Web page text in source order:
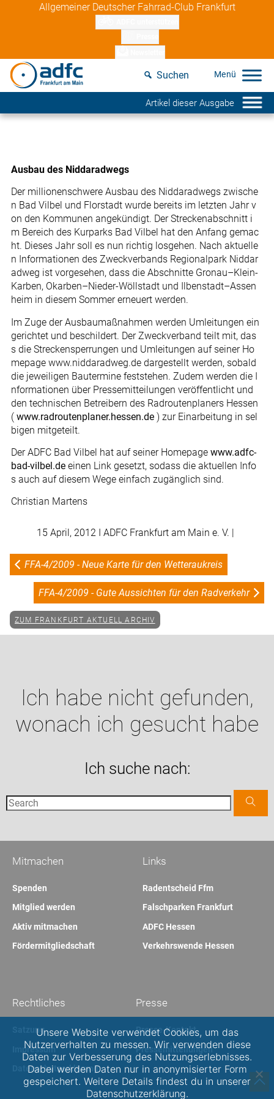
Allgemeiner Deutscher Fahrrad-Club Frankfurt
Suchen
Artikel dieser Ausgabe
Ausbau des Niddaradwegs
Der millionenschwere Ausbau des Niddaradwegs zwische
n Bad Vilbel und Florstadt wurde bereits im letzten Jahr v
on den Kommunen angekündigt. Der Streckenabschnitt i
m Bereich des Kurparks Bad Vilbel hat den Anfang gemac
ht. Dieses Jahr soll es nun richtig losgehen. Nach aktuelle
n Informationen des Zweckverbands Regionalpark Niddar
adweg ist vorgesehen, dass die Abschnitte Gronau–Klein-
Karben, Okarben–Nieder-Wöllstadt und Ilbenstadt–Assen
heim in diesem Sommer erneuert werden.
Im Zuge der Ausbaumaßnahmen werden Umleitungen ein
gerichtet und beschildert. Der Zweckverband teilt mit, das
s die Streckensperrungen und Umleitungen auf seiner Ho
mepage www.niddaradweg.de dargestellt werden, sobald
die jeweiligen Bautermine feststehen. Zudem werden die I
nformationen über Pressemitteilungen veröffentlicht und
den technischen Betreibern des Radroutenplaners Hessen
(www.radroutenplaner.hessen.de) zur Einarbeitung in sel
bigen mitgeteilt.
Der ADFC Bad Vilbel hat auf seiner Homepagewww.adfc-
bad-vilbel.deeinen Link gesetzt, sodass die aktuellen Info
s auch auf diesem Wege einfach zugänglich sind.
Christian Martens
15 April, 2012 I ADFC Frankfurt am Main e. V. |
FFA-4/2009 - Neue Karte für den Wetteraukreis
FFA-4/2009 - Gute Aussichten für den Radverkehr
ZUM FRANKFURT AKTUELL ARCHIV
Ich habe nicht gefunden,
wonach ich gesucht habe
Ich suche nach:
Links
Radentscheid Ffm
Falschparken Frankfurt
ADFC Hessen
Verkehrswende Hessen
Mitmachen
Spenden
Mitglied werden
Aktiv mitmachen
Fördermitgliedschaft
Presse
Presse-Kontakt
Pressemitteilungen
Rechtliches
Satzung
Impressum
Datenschutzerklärung
Unsere Website verwendet Cookies, um das
Nutzerverhalten zu messen. Wir verwenden diese
Daten zur Verbesserung des Nutzungserlebnisses.
Dabei werden Daten nur in anonymisierter Form
gespeichert. Weitere Details findest du in unserer
Datenschutzerklärung.